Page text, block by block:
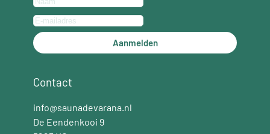
Aanmelden
Contact
info@saunadevarana.nl
De Eendenkooi 9